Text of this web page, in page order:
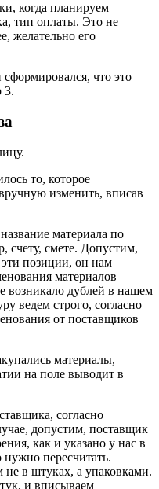
когда планируем
тип оплаты. Это не
желательно его
что это
3.
то, которое
изменить, вписав
материала по
счету, смете. Допустим,
позиции, он нам
материалов
возникало дублей в нашем
ведем строго, согласно
от поставщиков
материалы,
на поле выводит в
согласно
допустим, поставщик
как и указано у нас в
пересчитать.
в штуках, а упаковками.
и вписываем